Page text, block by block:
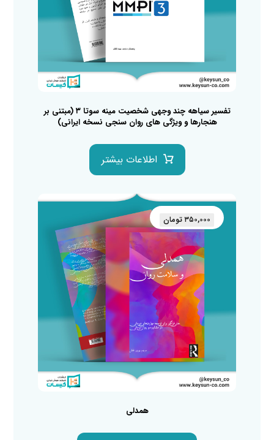
تفسیر سیاهه چند وجهی شخصیت مینه سوتا ۳ (مبتنی بر
هنجارها و ویژگی های روان سنجی نسخه ایرانی)
اطلاعات بیشتر
همدلی
۳۵۰,۰۰۰ تومان